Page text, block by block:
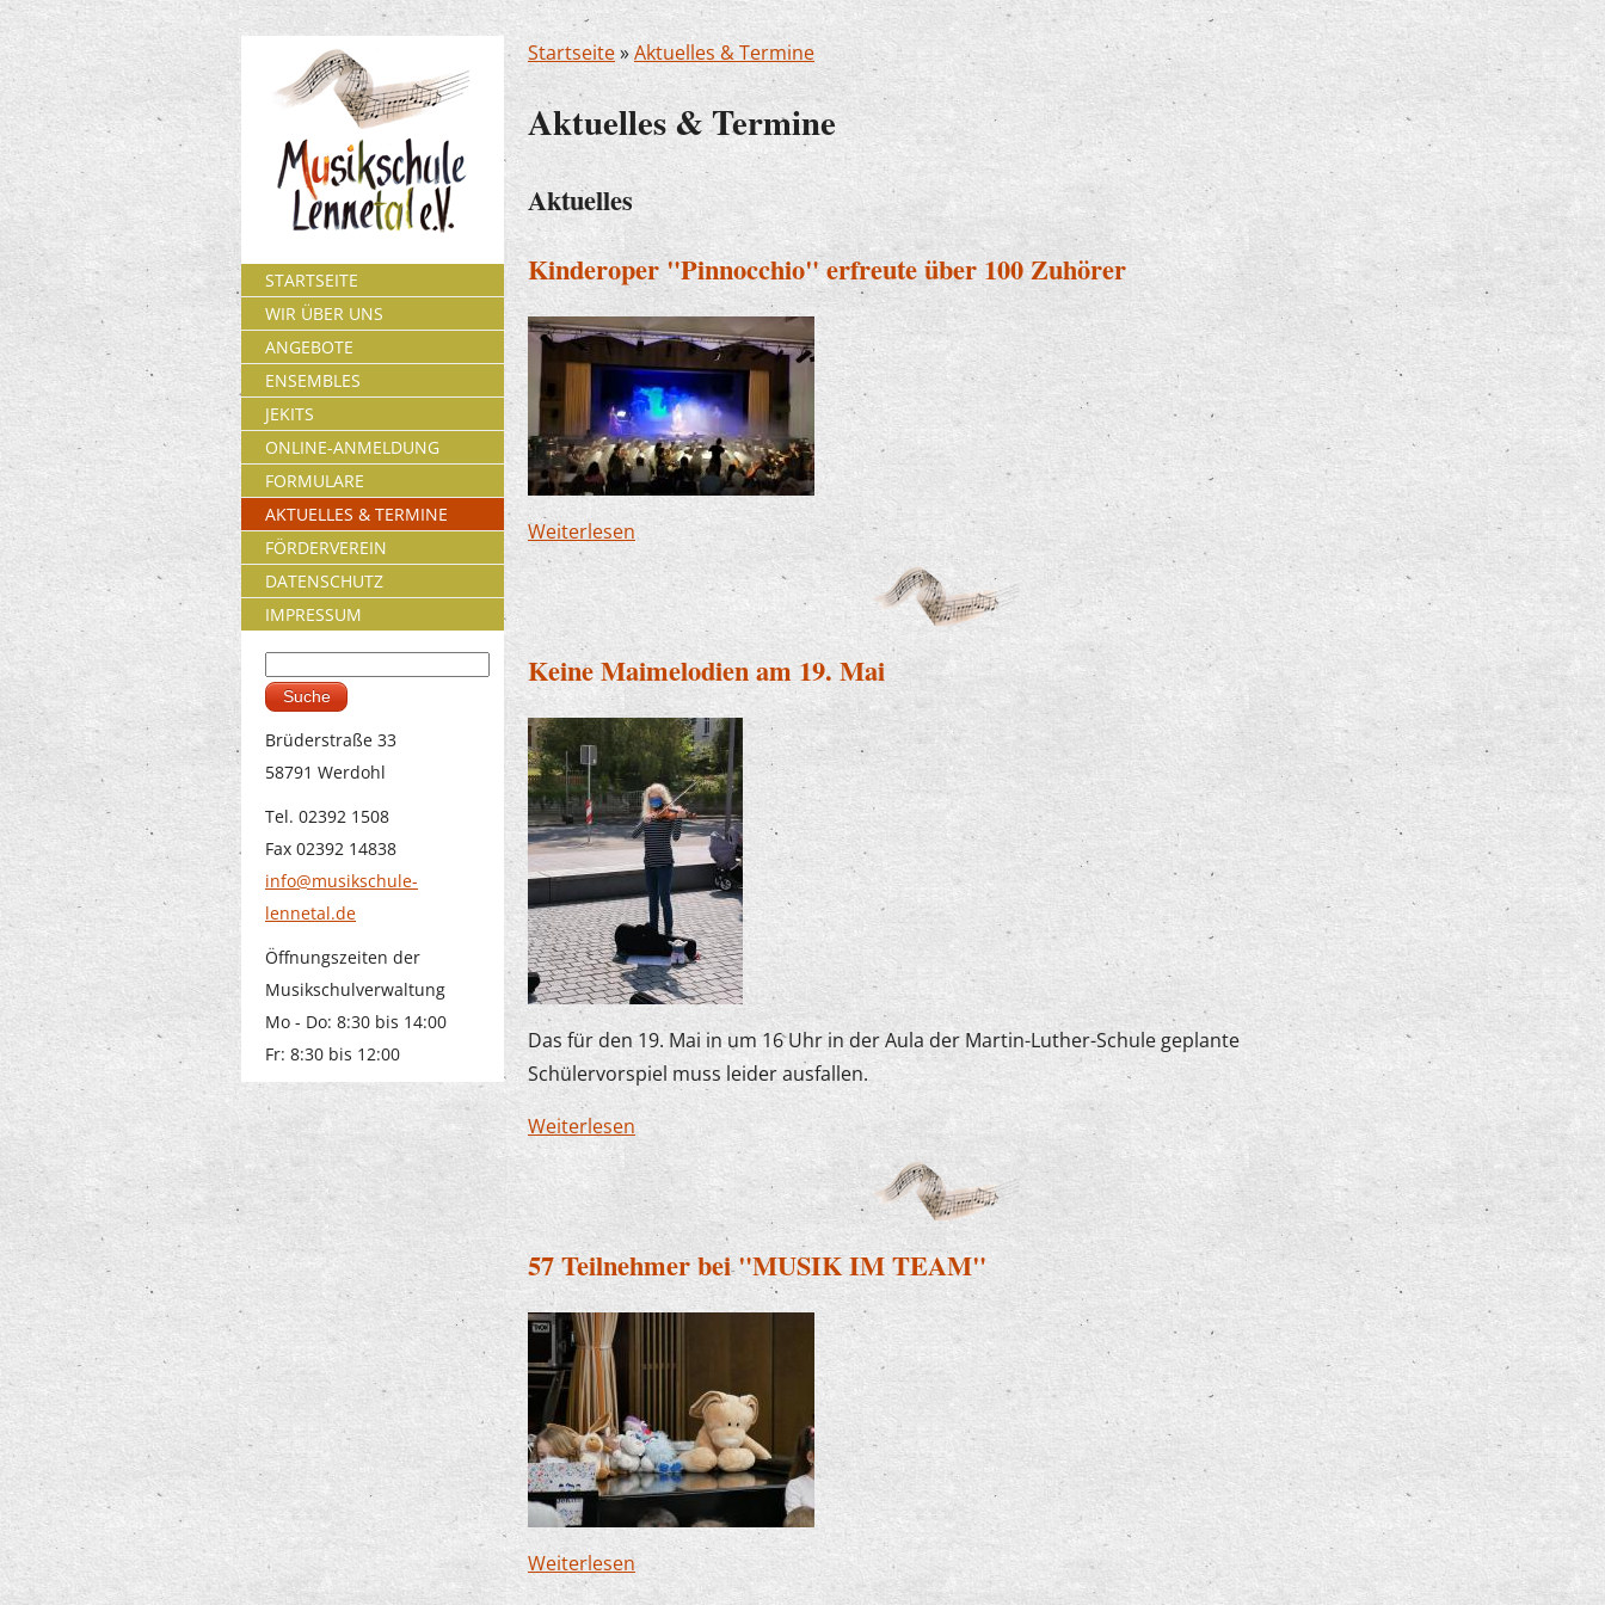
Startseite»Aktuelles & Termine
Aktuelles & Termine
Aktuelles
Kinderoper "Pinnocchio" erfreute über 100 Zuhörer
Weiterlesenüber Kinderoper "Pinnocchio" erfreute über 100 Zuhörer
Keine Maimelodien am 19. Mai
Das für den 19. Mai in um 16 Uhr in der Aula der Martin-Luther-Schule geplante
Schülervorspiel muss leider ausfallen.
Weiterlesen über Keine Maimelodien am 19. Mai
57 Teilnehmer bei "MUSIK IM TEAM"
Weiterlesen über 57 Teilnehmer bei "MUSIK IM TEAM"
STARTSEITE
WIR ÜBER UNS
ANGEBOTE
ENSEMBLES
JEKITS
ONLINE-ANMELDUNG
FORMULARE
AKTUELLES & TERMINE
FÖRDERVEREIN
DATENSCHUTZ
IMPRESSUM
Suchformular
Brüderstraße 33
58791 Werdohl
Tel. 02392 1508
Fax 02392 14838
info@musikschule-
lennetal.de
Öffnungszeiten der
Musikschulverwaltung
Mo - Do: 8:30 bis 14:00
Fr: 8:30 bis 12:00